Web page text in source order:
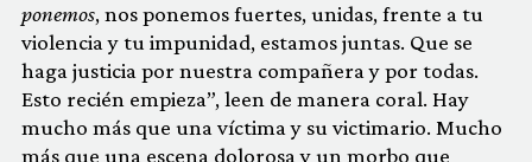
ponemos, nos ponemos fuertes, unidas, frente a tu
violencia y tu impunidad, estamos juntas. Que se
haga justicia por nuestra compañera y por todas.
Esto recién empieza”, leen de manera coral. Hay
mucho más que una víctima y su victimario. Mucho
más que una escena dolorosa y un morbo que